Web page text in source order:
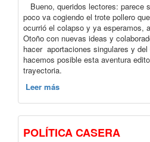
Bueno, queridos lectores: parece
poco va cogiendo el trote pollero
ocurrió el colapso y ya esperamos,
Otoño con nuevas ideas y
hacer aportaciones singulares y
hacemos posible esta aventura
trayectoria.
Leer más
POLÍTICA CASERA